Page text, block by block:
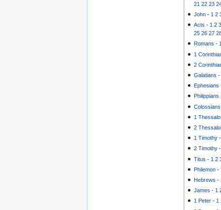
21 22 23
John - 1 2
Acts - 1 2
25 26 27
Romans -
1
2
Galatians
Ephesians
Philippians
Colossians
1
2
1 Timothy
2 Timothy
Titus - 1 2
Philemon -
Hebrews -
James - 1
1 Peter -1